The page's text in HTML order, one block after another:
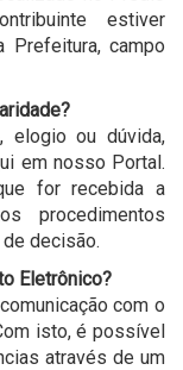
estiver
Prefeitura, campo
elogio ou dúvida,
em nosso Portal.
for recebida a
procedimentos
decisão.
Eletrônico?
com o
isto, é possível
através de um